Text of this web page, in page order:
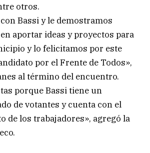
otros.
Bassi y le demostramos
aportar ideas y proyectos para
y lo felicitamos por este
por el Frente de Todos»,
al término del encuentro.
porque Bassi tiene un
de votantes y cuenta con el
de los trabajadores», agregó la